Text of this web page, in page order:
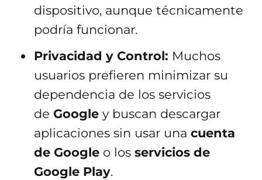
dispositivo, aunque técnicamente
podría funcionar.
Privacidad y Control: Muchos
usuarios prefieren minimizar su
dependencia de los servicios
de Google y buscan descargar
aplicaciones sin usar una cuenta
de Google o los servicios de
Google Play.